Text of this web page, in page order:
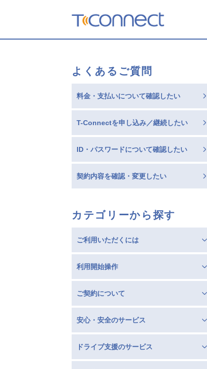
よくあるご質問
料金・支払いについて確認したい
T-Connectを申し込み／継続したい
ID・パスワードについて確認したい
契約内容を確認・変更したい
カテゴリーから探す
ご利用いただくには
利用開始操作
ご契約について
安心・安全のサービス
ドライブ支援のサービス